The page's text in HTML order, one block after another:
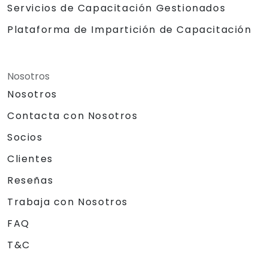
Servicios de Capacitación Gestionados
Plataforma de Impartición de Capacitación
Nosotros
Nosotros
Contacta con Nosotros
Socios
Clientes
Reseñas
Trabaja con Nosotros
FAQ
T&C